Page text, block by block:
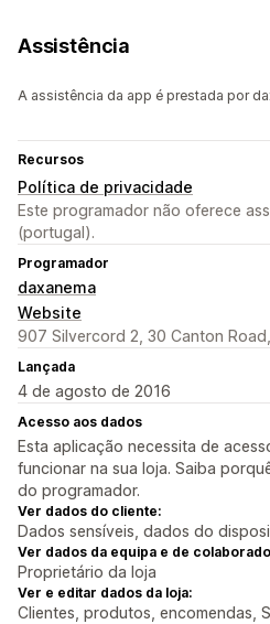
Assistência
A assistência da app é prestada por
Recursos
Política de privacidade
Este programador não oferece
(portugal).
Programador
daxanema
Website
907 Silvercord 2, 30 Canton
Lançada
4 de agosto de 2016
Acesso aos dados
Esta aplicação necessita de
funcionar na sua loja. Saiba
do programador.
Ver dados do cliente:
Dados sensíveis, dados do
Ver dados da equipa e de
Proprietário da loja
Ver e editar dados da loja:
Clientes, produtos, encomendas,